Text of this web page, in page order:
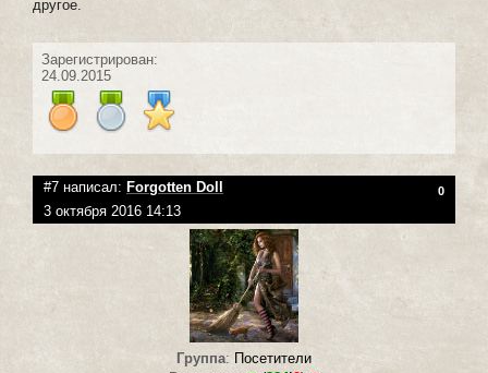
другое.
Зарегистрирован:
24.09.2015
#7 написал: Forgotten Doll 0
3 октября 2016 14:13
Группа: Посетители